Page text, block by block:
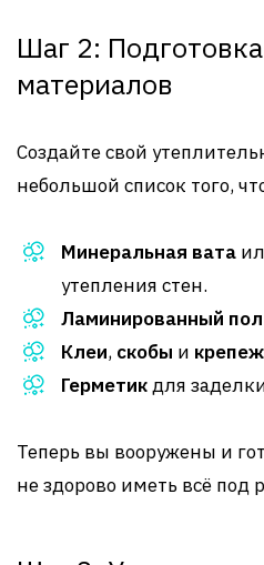
Шаг 2:
материалов
Создайте свой
небольшой список того,
Минеральная вата
утепления стен.
Ламинированный пол
Клеи, скобы и
Герметикдля
Теперь вы вооружены и
не здорово иметь всё под